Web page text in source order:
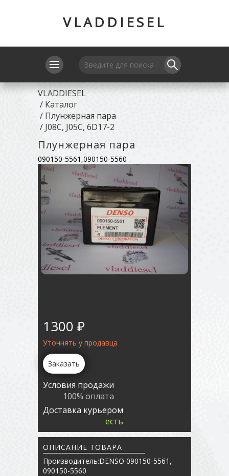
VLADDIESEL
VLADDIESEL
/ Каталог
/ Плунжерная пара
/ J08C, J05C, 6D17-2
Плунжерная пара
090150-5561,090150-5560
1300 ₽
Уточнять у продавца
Заказать
Условия продажи
100% оплата
Доставка курьером
есть
ОПИСАНИЕ ТОВАРА
Производитель:DENSO 090150-5561,
090150-5560